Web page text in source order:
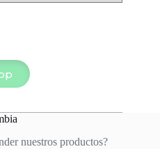
nuestros productos?